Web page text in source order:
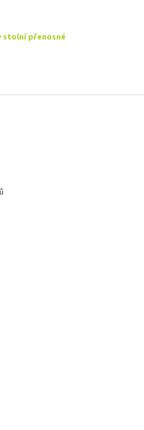
stolní přenosné